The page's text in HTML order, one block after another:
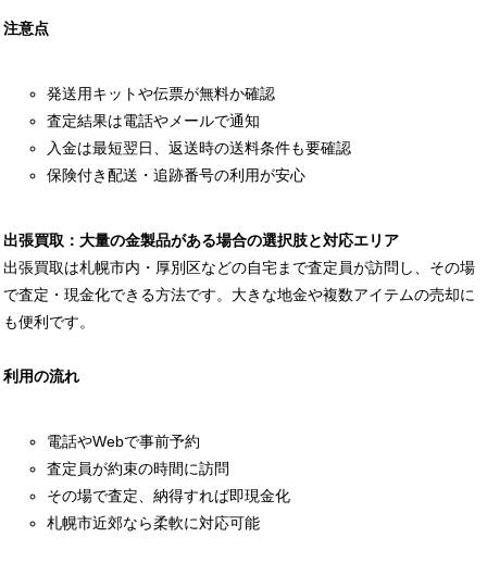
注意点
発送用キットや伝票が無料か確認
査定結果は電話やメールで通知
入金は最短翌日、返送時の送料条件も要確認
保険付き配送・追跡番号の利用が安心
出張買取：大量の金製品がある場合の選択肢と対応エリア
出張買取は札幌市内・厚別区などの自宅まで査定員が訪問し、その場
で査定・現金化できる方法です。大きな地金や複数アイテムの売却に
も便利です。
利用の流れ
電話やWebで事前予約
査定員が約束の時間に訪問
その場で査定、納得すれば即現金化
札幌市近郊なら柔軟に対応可能